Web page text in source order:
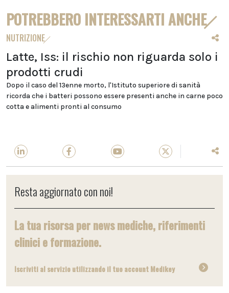
POTREBBERO INTERESSARTI ANCHE
NUTRIZIONE
Latte, Iss: il rischio non riguarda solo i
prodotti crudi
Dopo il caso del 13enne morto, l'Istituto superiore di sanità
ricorda che i batteri possono essere presenti anche in carne poco
cotta e alimenti pronti al consumo
Resta aggiornato con noi!
La tua risorsa per news mediche, riferimenti
clinici e formazione.
Iscriviti al servizio utilizzando il tuo account Medikey